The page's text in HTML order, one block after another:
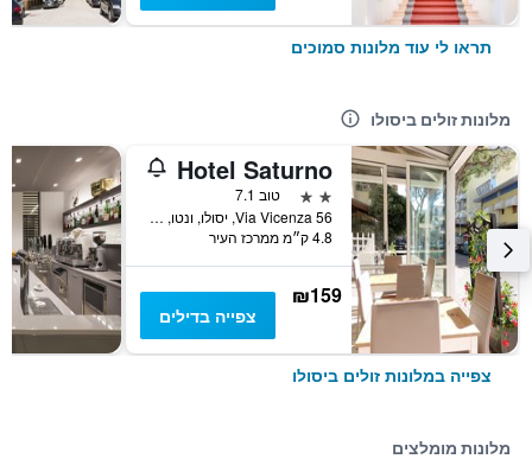
תראו לי עוד מלונות סמוכים
מלונות זולים ביסולו
Hotel Saturno
2 כוכבים
טוב 7.1
Via Vicenza 56, יסולו, ונטו, איטליה
4.8 ק״מ ממרכז העיר
₪159
צפייה בדילים
צפייה במלונות זולים ביסולו
מלונות מומלצים